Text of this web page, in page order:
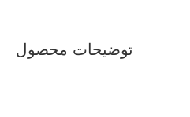
توضیحات محصول